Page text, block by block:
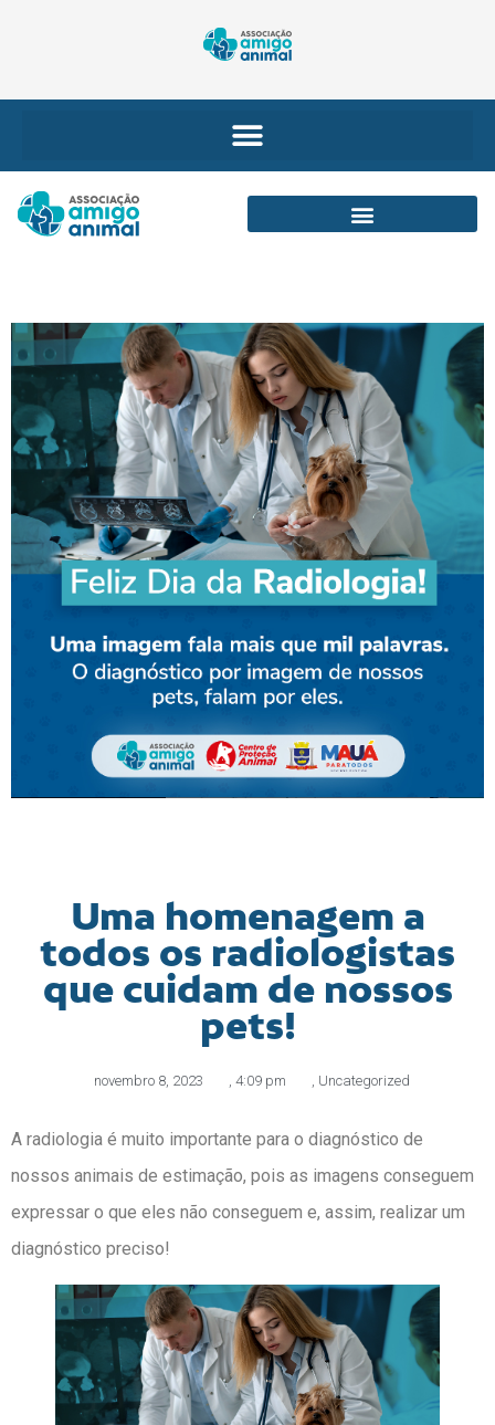
Uma homenagem a
todos os radiologistas
que cuidam de nossos
pets!
novembro 8, 2023 4:09 pm Uncategorized
A radiologia é muito importante para o diagnóstico de
nossos animais de estimação, pois as imagens conseguem
expressar o que eles não conseguem e, assim, realizar um
diagnóstico preciso!